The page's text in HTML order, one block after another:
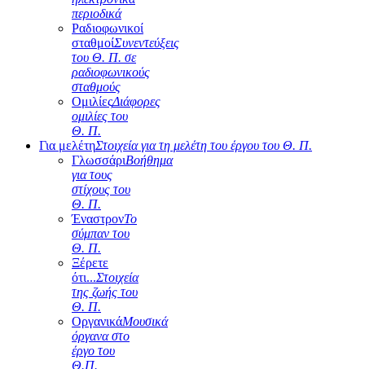
περιοδικά
Ραδιοφωνικοί
σταθμοίΣυνεντεύξεις
του Θ. Π. σε
ραδιοφωνικούς
σταθμούς
ΟμιλίεςΔιάφορες
ομιλίες του
Θ. Π.
Για μελέτηΣτοιχεία για τη μελέτη του έργου του Θ. Π.
ΓλωσσάριΒοήθημα
για τους
στίχους του
Θ. Π.
ΈναστρονΤο
σύμπαν του
Θ. Π.
Ξέρετε
ότι...Στοιχεία
της ζωής του
Θ. Π.
ΟργανικάΜουσικά
όργανα στο
έργο του
Θ.Π.